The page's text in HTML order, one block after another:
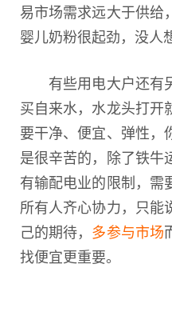
易市场需求远大于供给
婴儿奶粉很起劲，没人
有些用电大户还有
买自来水，水龙头打开
要干净、便宜、弹性，
是很辛苦的，除了铁牛
有输配电业的限制，需
所有人齐心协力，只能
己的期待， 多参与市场
找便宜更重要。